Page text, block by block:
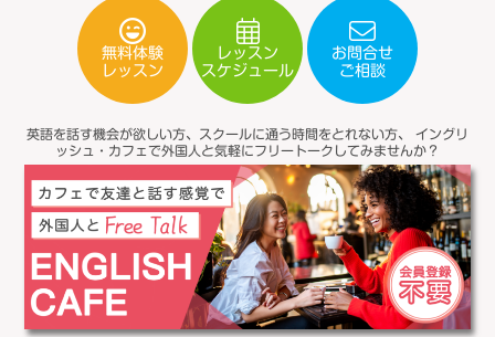
無料体験
レッスン
レッスン
スケジュール
お問合せ
ご相談
英語を話す機会が欲しい方、スクールに通う時間をとれない方、 イングリ
ッシュ・カフェで外国人と気軽にフリートークしてみませんか？